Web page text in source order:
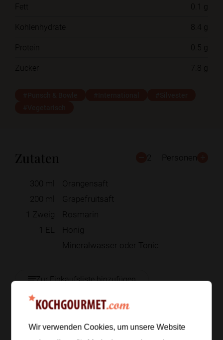
Fett
0.1 g
Kohlenhydrate
8.4 g
Protein
0.5 g
Zucker
7.8 g
Zutaten 2 Personen
300 ml
Orangensaft
200 ml
Grapefruitsaft
1 Zweig
Rosmarin
1 EL
Honig
Mineralwasser oder Tonic
Zur Einkaufsliste hinzufügen
Zubereitung
Wir verwenden Cookies, um unsere Website